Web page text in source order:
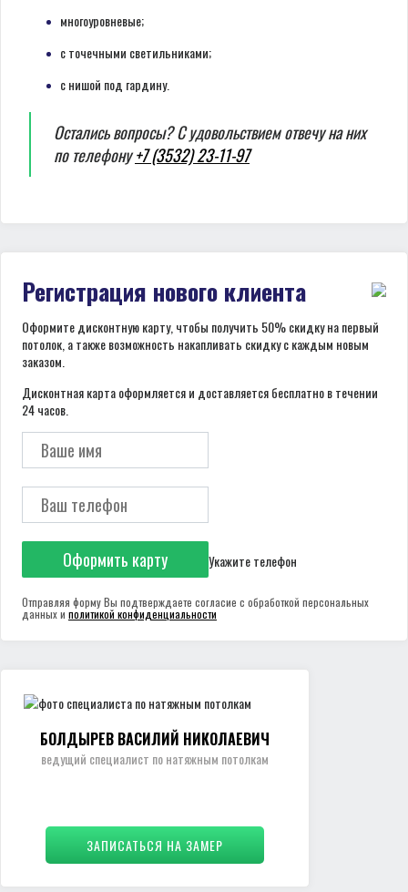
многоуровневые;
с точечными светильниками;
с нишой под гардину.
Остались вопросы? С удовольствием отвечу на них
по телефону+7 (3532) 23-11-97
Регистрация нового клиента
Оформите дисконтную карту, чтобы получить 50% скидку на первый
потолок, а также возможность накапливать скидку с каждым новым
заказом.
Дисконтная карта оформляется и доставляется бесплатно в течении
24 часов.
Оформить карту Укажите телефон
Отправляя форму Вы подтверждаете согласие с обработкой персональных
данных и политикой конфиденциальности
БОЛДЫРЕВ ВАСИЛИЙ НИКОЛАЕВИЧ
ведущий специалист по натяжным потолкам
ЗАПИСАТЬСЯ НА ЗАМЕР